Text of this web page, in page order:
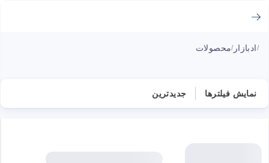
/ادبازار /محصولات
نمایش فیلترها جدیدترین